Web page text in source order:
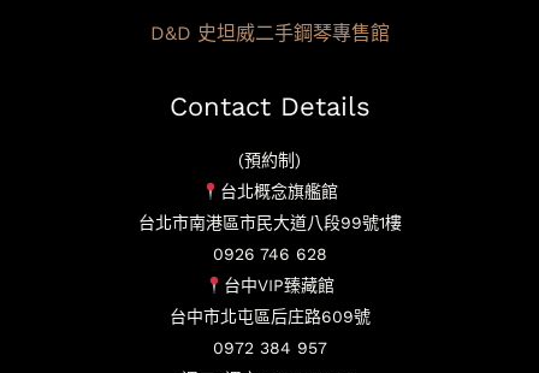
D&D 史坦威二手鋼琴專售館
Contact Details
(預約制)
台北概念旗艦館
台北市南港區市民大道八段99號1樓
0926 746 628
台中VIP臻藏館
台中市北屯區后庄路609號
0972 384 957